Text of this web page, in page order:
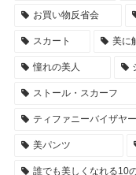
お買い物反省会
スカート 美に
憧れの美人
ストール・スカーフ
ティファニーバイザヤ
美パンツ
誰でも美しくなれる10